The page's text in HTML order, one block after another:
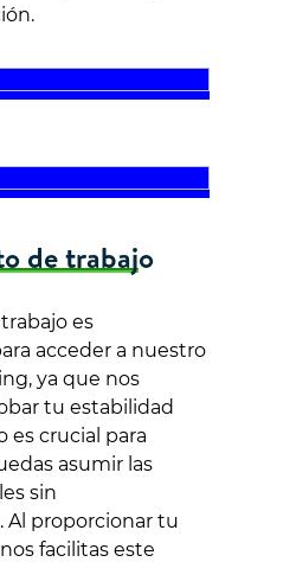
de trabajo
es
acceder a nuestro
ya que nos
tu estabilidad
es crucial para
asumir las
sin
Al proporcionar tu
facilitas este